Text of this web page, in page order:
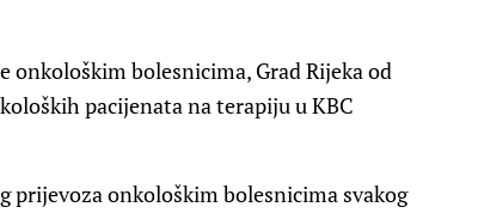
onkološkim bolesnicima, Grad Rijeka od
pacijenata na terapiju u KBC
prijevoza onkološkim bolesnicima svakog